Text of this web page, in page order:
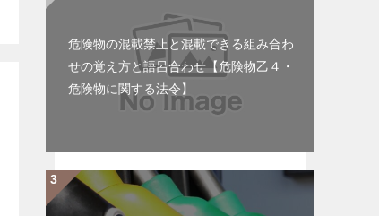
危険物の混載禁止と混載できる組み合わ
せの覚え方と語呂合わせ【危険物乙４・
危険物に関する法令】